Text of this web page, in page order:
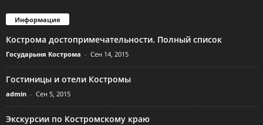
Информация
Кострома достопримечательности. Полный список
Государыня Кострома - Сен 14, 2015
Гостиницы и отели Костромы
admin - Сен 5, 2015
Экскурсии по Костромскому краю